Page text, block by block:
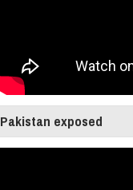
Pakistan exposed